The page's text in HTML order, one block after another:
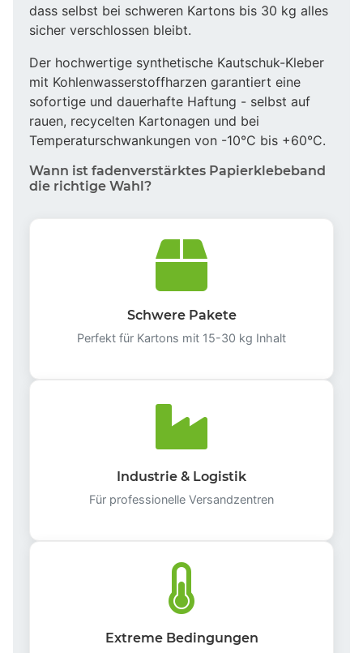
dass selbst bei schweren Kartons bis 30 kg alles
sicher verschlossen bleibt.
Der hochwertige synthetische Kautschuk-Kleber
mit Kohlenwasserstoffharzen garantiert eine
sofortige und dauerhafte Haftung - selbst auf
rauen, recycelten Kartonagen und bei
Temperaturschwankungen von -10°C bis +60°C.
Wann ist fadenverstärktes Papierklebeband
die richtige Wahl?
Schwere Pakete
Perfekt für Kartons mit 15-30 kg Inhalt
Industrie & Logistik
Für professionelle Versandzentren
Extreme Bedingungen